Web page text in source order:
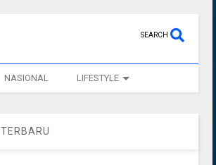
SEARCH
NASIONAL LIFESTYLE
TERBARU